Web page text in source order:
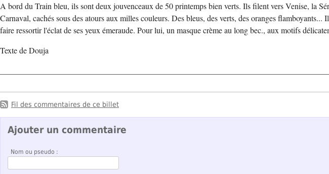
A bord du Train bleu, ils sont deux jouvenceaux de 50 printemps bien verts. Ils filent vers Venise, la
Carnaval, cachés sous des atours aux milles couleurs. Des bleus, des verts, des oranges
faire ressortir l'éclat de ses yeux émeraude. Pour lui, un masque crème au long bec., aux motifs
Texte de Douja
Fil des commentaires de ce billet
Ajouter un commentaire
Nom ou pseudo :